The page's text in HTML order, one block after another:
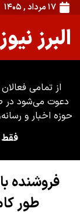
۱۷ مرداد , ۱۴۰۵
البرز نیوز
از تمامی
دعوت می‌شود در
حوزه اخبار و
فقط
فروشنده
طور